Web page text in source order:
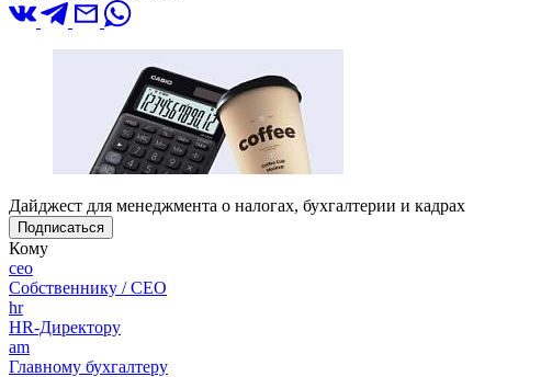
Дайджест для менеджмента о налогах, бухгалтерии и кадрах
Подписаться
Кому
ceo
Собственнику / CEO
hr
HR-Директору
am
Главному бухгалтеру